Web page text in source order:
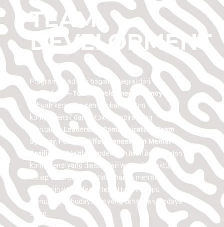
TEAM
DEVELOPMENT
Program ini adalah bagian integral dari
Teamology – Team Development Journey ,
sebuah kerangka pengembangan tim
komprehensif dari Mitologi Inspira yang
mencakupLeadership, Communication, Team
Synergy, Personal Effectiveness, dan Mental
Resilience . Melalui pendekatan habit buildingdan
kompetensi yang diasah dari waktu ke waktu,
setiap peserta belajar tidak hanya menjadi
pemimpin yang efektif, tetapi juga mampu
membangun budaya tim yang sehat dan berdaya
saing.